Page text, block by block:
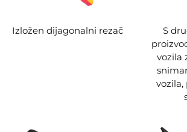
Izložen dijagonalni rezač
S
vozila